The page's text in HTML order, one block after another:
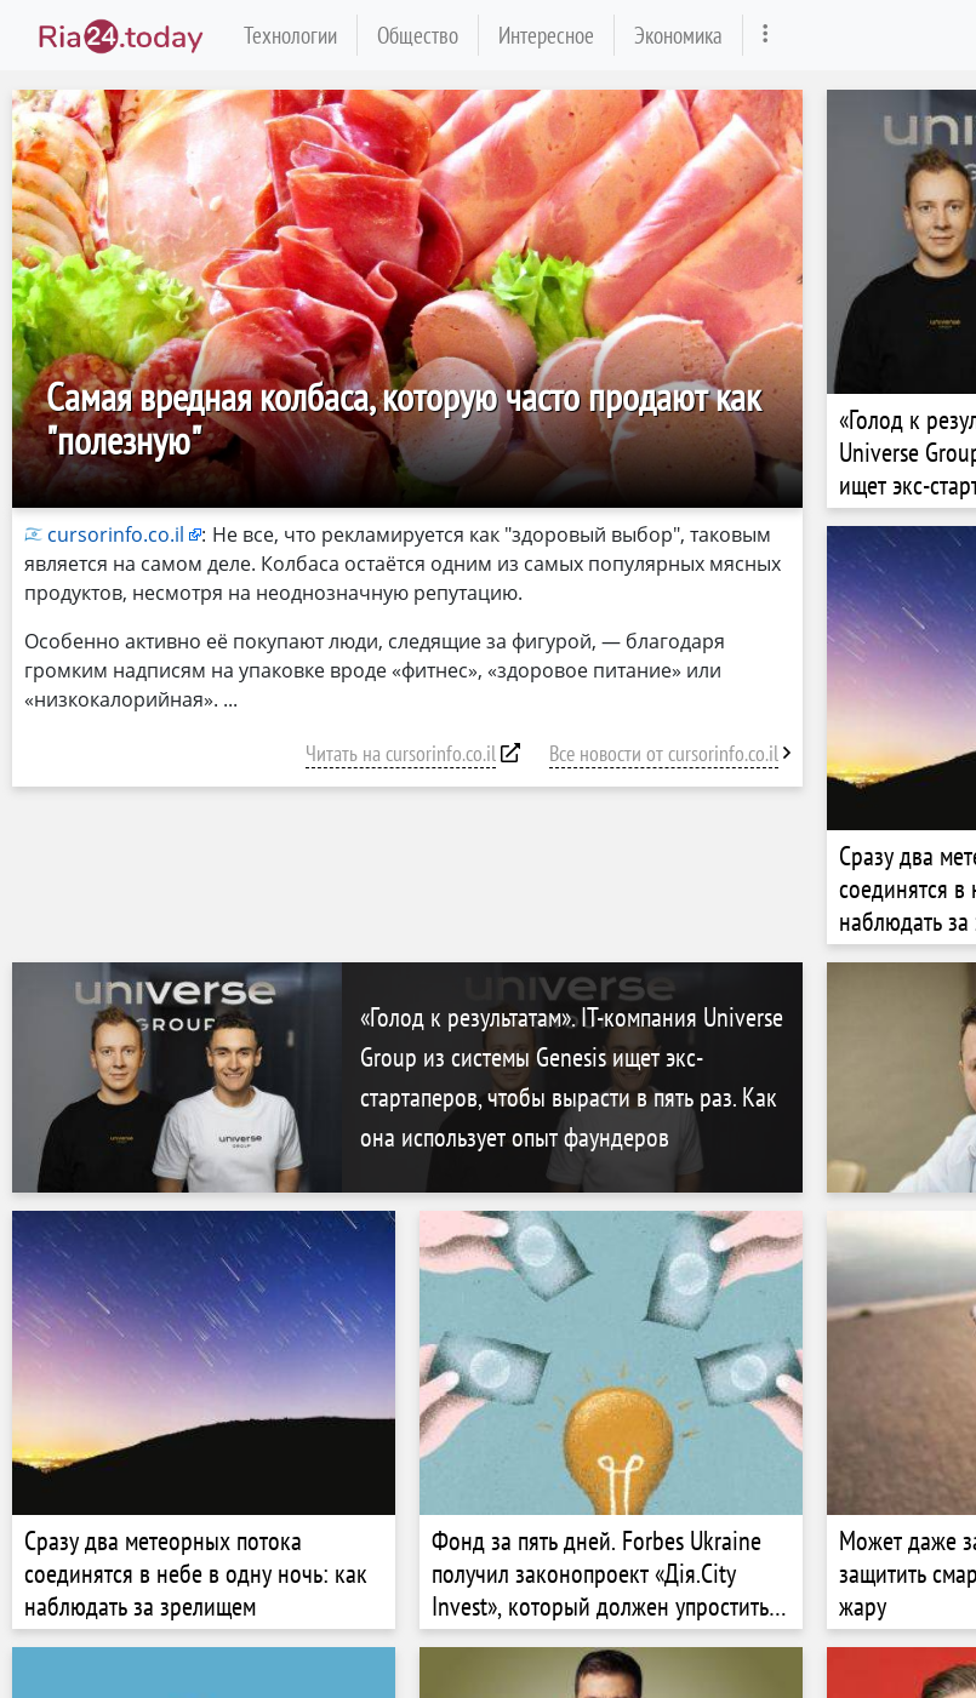
Технологии Общество Интересное Экономика
Самая вредная колбаса, которую часто продают как
"полезную"
cursorinfo.co.il : Не все, что рекламируется как "здоровый выбор", таковым
является на самом деле. Колбаса остаётся одним из самых популярных мясных
продуктов, несмотря на неоднозначную репутацию.
Особенно активно её покупают люди, следящие за фигурой, — благодаря
громким надписям на упаковке вроде «фитнес», «здоровое питание» или
«низкокалорийная».
Читать на cursorinfo.co.il Все новости от cursorinfo.co.il
«Голод к
Universe
ищет экс-
вырасти в
использует
Сразу два
соединятся
наблюдать
«Голод к результатам». IT-компания Universe
Group из системы Genesis ищет экс-
стартаперов, чтобы вырасти в пять раз. Как
она использует опыт фаундеров
Сразу два метеорных потока
соединятся в небе в одну ночь: как
наблюдать за зрелищем
Фонд за пять дней. Forbes Ukraine
получил законопроект «Дія.City
Invest», который должен упростить
запуск венчурных фондов. Что об
этом думает бизнес
Может даже
защитить
жару